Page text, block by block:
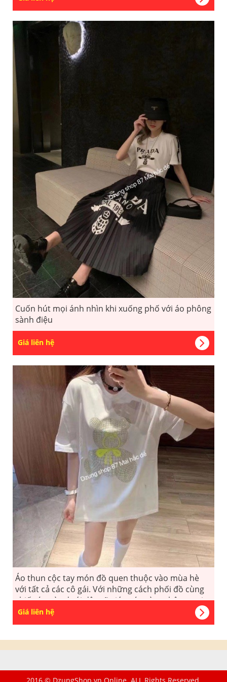
Cuốn hút mọi ánh nhìn khi xuống phố với áo phông
sành điệu
Giá liên hệ
Áo thun cộc tay món đồ quen thuộc vào mùa hè
với tất cả các cô gái. Với những cách phối đồ cùng
chiếc áo này dưới đây sẽ giúp các nàng thêm tự tin,
năng động đón hè.
Giá liên hệ